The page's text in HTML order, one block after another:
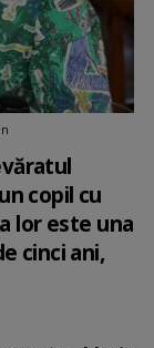
copil cu
lor este una
cinci ani,